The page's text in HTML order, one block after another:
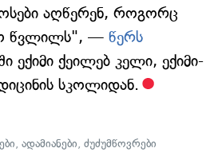
აღწერენ, როგორც
წვლილს", — წერს
ექიმი ქეილებ კელი, ექიმი-
სკოლიდან.
, ადამიანები, ძუძუმწოვრები